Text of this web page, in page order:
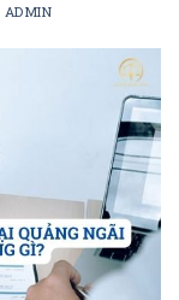
ADMIN